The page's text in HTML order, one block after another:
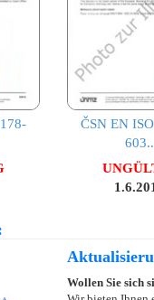
ČSN EN
603..
Wollen Sie sich